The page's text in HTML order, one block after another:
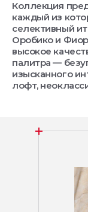
Коллекция
каждый из
селективный
Оробико и
высокое
палитра —
изысканного
лофт,